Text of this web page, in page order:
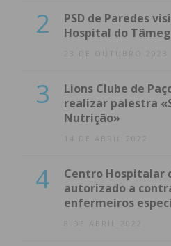
2
PSD de Paredes
Hospital do
23 DE OUTUBRO 2023
3
Lions Clube de
realizar palestra
Nutrição»
14 DE ABRIL 2022
4
Centro Hospitalar
autorizado a
enfermeiros
8 DE ABRIL 2022